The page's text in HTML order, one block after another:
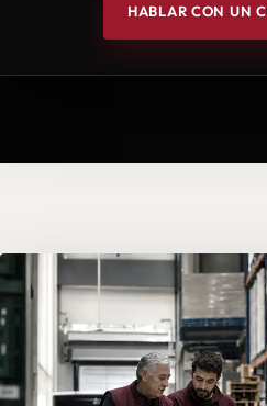
HABLAR CON UN